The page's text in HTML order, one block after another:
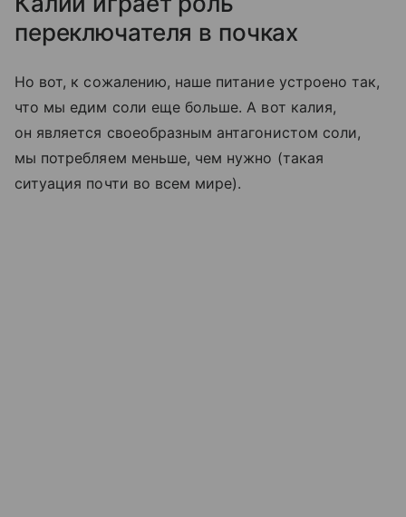
переключателя в почках
Но вот, к сожалению, наше питание устроено так,
что мы едим соли еще больше. А вот калия,
он является своеобразным антагонистом соли,
мы потребляем меньше, чем нужно (такая
ситуация почти во всем мире).